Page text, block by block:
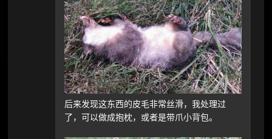
后来发现这东西的皮毛非常丝滑，我处理过
了，可以做成抱枕，或者是带爪小背包。